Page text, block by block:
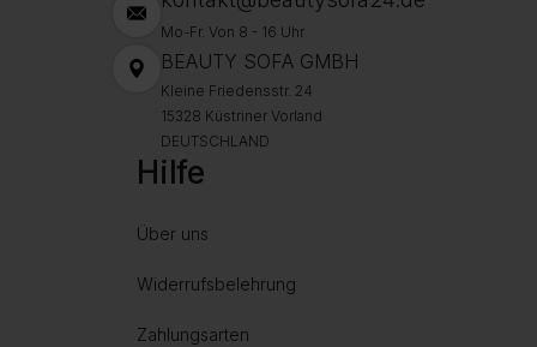
Mo-Fr. Von 8 - 16 Uhr
BEAUTY SOFA GMBH
Kleine Friedensstr. 24
15328 Küstriner Vorland
DEUTSCHLAND
Hilfe
Über uns
Widerrufsbelehrung
Zahlungsarten